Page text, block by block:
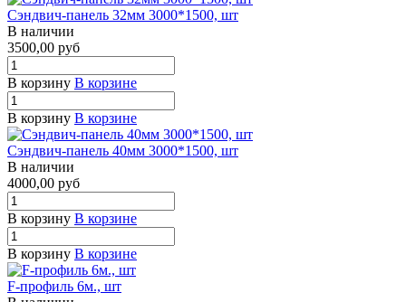
Сэндвич-панель 32мм 3000*1500, шт
В наличии
3500,00 руб
В корзину В корзине
В корзину В корзине
Сэндвич-панель 40мм 3000*1500, шт
В наличии
4000,00 руб
В корзину В корзине
В корзину В корзине
F-профиль 6м., шт